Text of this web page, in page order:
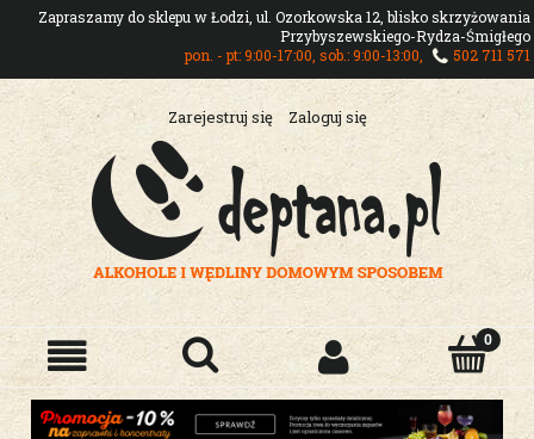
Zapraszamy do sklepu w Łodzi, ul. Ozorkowska 12, blisko skrzyżowania
Przybyszewskiego-Rydza-Śmigłego
pon. - pt: 9:00-17:00, sob.: 9:00-13:00,
502 711 571
Zarejestruj się Zaloguj się